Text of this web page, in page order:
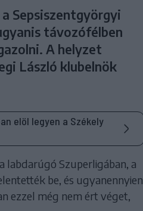
Sepsiszentgyörgyi
távozófélben
A helyzet
László klubelnök
elöl legyen a Székely
labdarúgó Szuperligában, a
be, és ugyanennyien
ezzel még nem ért véget,